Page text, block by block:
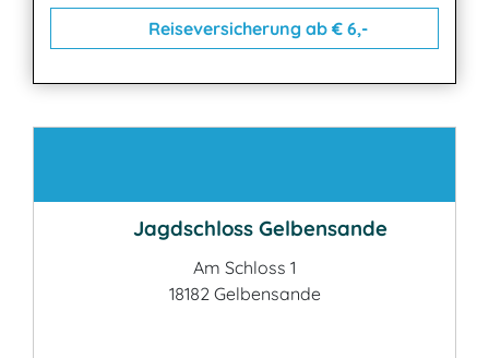
Reiseversicherung ab € 6,-
Jagdschloss Gelbensande
Am Schloss 1
18182 Gelbensande